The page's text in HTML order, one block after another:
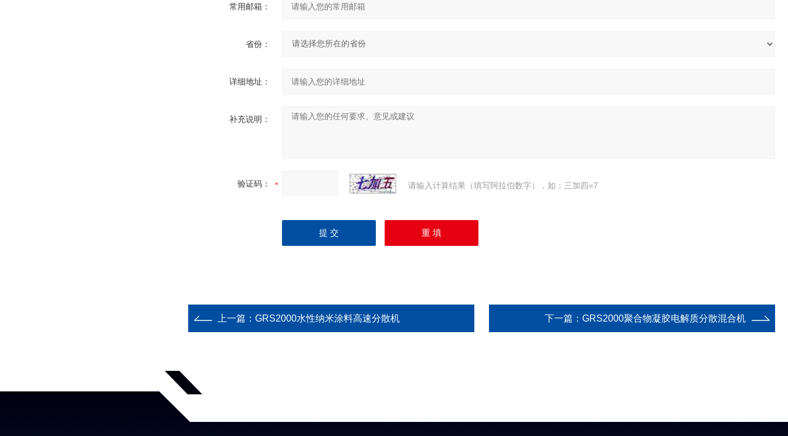
常用邮箱：
省份：
详细地址：
补充说明：
验证码： 请输入计算结果（填写阿拉伯数字），如：三加四=7
上一篇： GRS2000水性纳米涂料高速分散机 下一篇： GRS2000聚合物凝胶电解质分散混合机